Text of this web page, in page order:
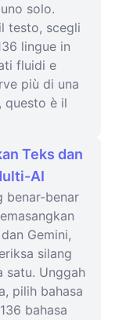
solo.
testo, scegli
lingue in
fluidi e
più di una
questo è il
Teks dan
AI
benar-benar
Gemini,
silang
satu. Unggah
pilih bahasa
bahasa